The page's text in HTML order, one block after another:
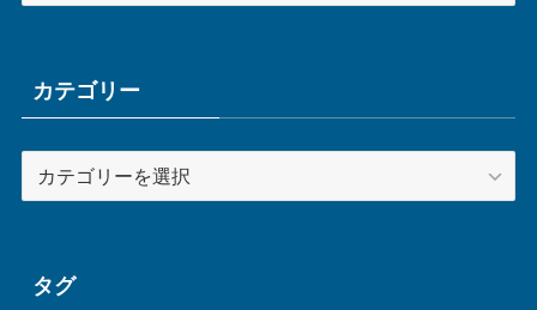
ブカテゴリー
テ
ータグ